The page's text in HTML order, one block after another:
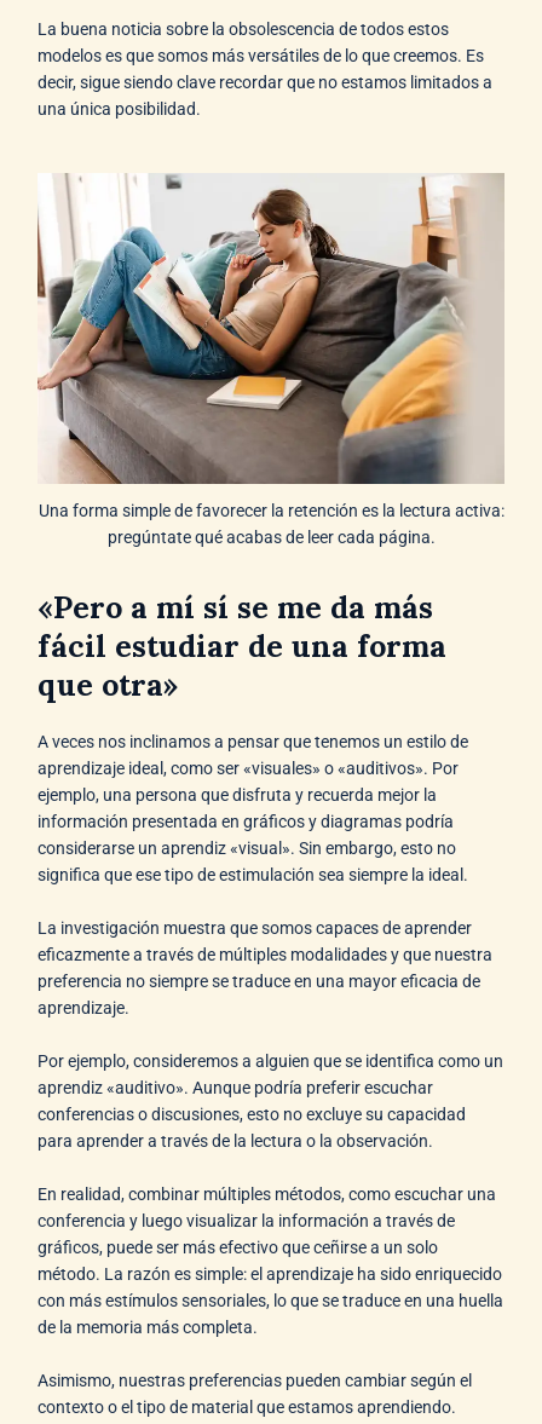
La buena noticia sobre la obsolescencia de todos estos
modelos es que somos más versátiles de lo que creemos. Es
decir, sigue siendo clave recordar que no estamos limitados a
una única posibilidad.
Una forma simple de favorecer la retención es la lectura activa:
pregúntate qué acabas de leer cada página.
«Pero a mí sí se me da más
fácil estudiar de una forma
que otra»
A veces nos inclinamos a pensar que tenemos un estilo de
aprendizaje ideal, como ser «visuales» o «auditivos». Por
ejemplo, una persona que disfruta y recuerda mejor la
información presentada en gráficos y diagramas podría
considerarse un aprendiz «visual». Sin embargo, esto no
significa que ese tipo de estimulación sea siempre la ideal.
La investigación muestra que somos capaces de aprender
eficazmente a través de múltiples modalidades y que nuestra
preferencia no siempre se traduce en una mayor eficacia de
aprendizaje.
Por ejemplo, consideremos a alguien que se identifica como un
aprendiz «auditivo». Aunque podría preferir escuchar
conferencias o discusiones, esto no excluye su capacidad
para aprender a través de la lectura o la observación.
En realidad, combinar múltiples métodos, como escuchar una
conferencia y luego visualizar la información a través de
gráficos, puede ser más efectivo que ceñirse a un solo
método. La razón es simple: el aprendizaje ha sido enriquecido
con más estímulos sensoriales, lo que se traduce en una huella
de la memoria más completa.
Asimismo, nuestras preferencias pueden cambiar según el
contexto o el tipo de material que estamos aprendiendo.